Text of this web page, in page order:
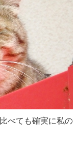
べても確実に私の